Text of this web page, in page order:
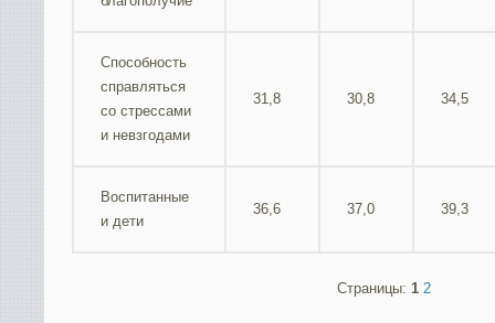
Способность
справляться
со стрессами
и невзгодами
31,8 30,8 34,5
Воспитанные
и дети
36,6 37,0 39,3
Страницы: 1 2